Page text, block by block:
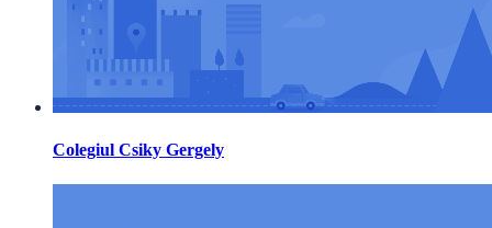
Colegiul Csiky Gergely